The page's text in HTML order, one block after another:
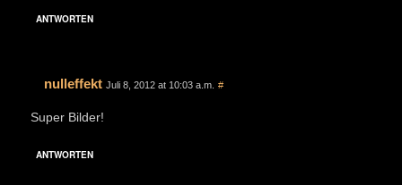
ANTWORTEN
nulleffekt Juli 8, 2012 at 10:03 a.m. #
Super Bilder!
ANTWORTEN